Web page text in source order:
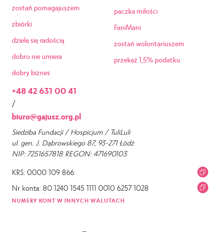
zostań pomagajuszem
zbiórki
dzielę się radością
dobro nie umiera
dobry biznes
paczka miłości
FaniMani
zostań wolontariuszem
przekaż 1,5% podatku
+48 42 631 00 41
/
biuro@gajusz.org.pl
Siedziba Fundacji / Hospicjum / TuliLuli
ul. gen. J. Dąbrowskiego 87, 93-271 Łódź
NIP: 7251657818 REGON: 471690103
KRS: 0000 109 866
Nr konta: 80 1240 1545 1111 0010 6257 1028
NUMERY KONT W INNYCH WALUTACH